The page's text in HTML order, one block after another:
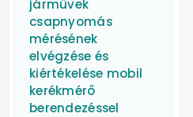
járművek
csapnyomás
mérésének
elvégzése és
kiértékelése mobil
kerékmérő
berendezéssel